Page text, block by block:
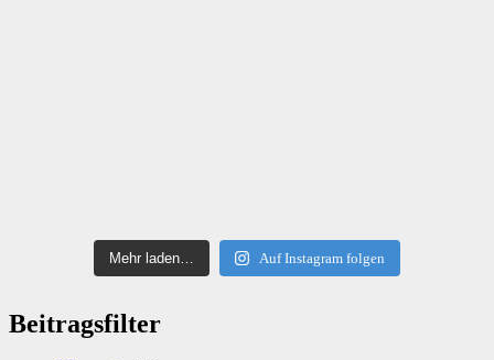
Mehr laden… Auf Instagram folgen
Beitragsfilter